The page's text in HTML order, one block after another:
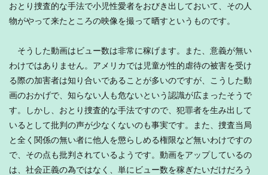
おとり捜査的な手法で小児性愛者をおびき出しておいて、その人
物がやって来たところの映像を撮って晒すというものです。
そうした動画はビュー数は非常に稼げます。また、意義が無い
わけではありません。アメリカでは児童が性的虐待の被害を受け
る際の加害者は知り合いであることが多いのですが、こうした動
画のおかげで、知らない人も危ないという認識が広まったそうで
す。しかし、おとり捜査的な手法ですので、犯罪者を生み出して
いるとして批判の声が少なくないのも事実です。また、捜査当局
と全く関係の無い者に他人を懲らしめる権限など無いわけですの
で、その点も批判されているようです。動画をアップしているの
は、社会正義の為ではなく、単にビュー数を稼ぎたいだけだろう